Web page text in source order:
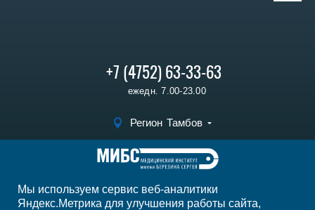
+7 (4752) 63-33-63
ежедн. 7.00-23.00
Регион Тамбов
Записаться на
прием
Мы в социальных сетях
Мы используем сервис веб-аналитики
Яндекс.Метрика для улучшения работы сайта,